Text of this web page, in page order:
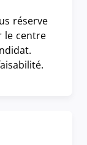
réserve
le centre